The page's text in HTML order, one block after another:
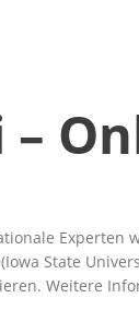
Experten
State
Weitere